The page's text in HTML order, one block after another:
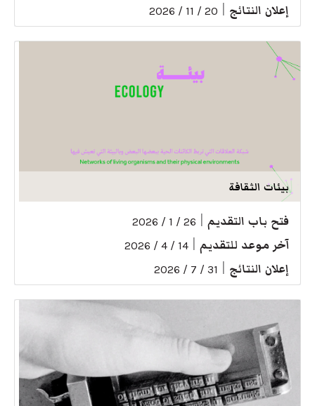
إعلان النتائج 20 / 11 / 2026
بيئات الثقافة
فتح باب التقديم 26 / 1 / 2026
آخر موعد للتقديم 14 / 4 / 2026
إعلان النتائج 31 / 7 / 2026